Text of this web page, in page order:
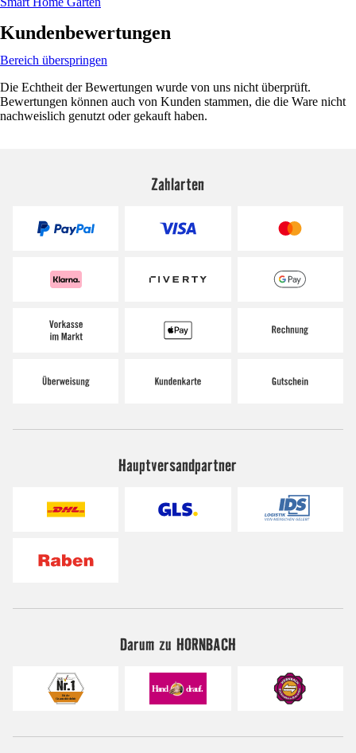
Kundenbewertungen
Bereich überspringen
Die Echtheit der Bewertungen wurde von uns nicht überprüft.
Bewertungen können auch von Kunden stammen, die die Ware nicht
nachweislich genutzt oder gekauft haben.
Zahlarten
Hauptversandpartner
Darum zu HORNBACH